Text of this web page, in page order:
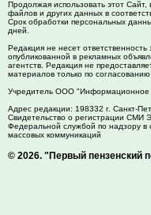
Продолжая использовать этот
файлов и других данных в
Срок обработки персональных
дней.
Редакция не несет
опубликованной в рекламных
агентств. Редакция не
материалов только по согласованию
Учредитель ООО
Адрес редакции: 198332 г. Санкт-
Свидетельство о регистрации
Федеральной службой по надзору
массовых коммуникаций
© 2026. "Первый пензенский